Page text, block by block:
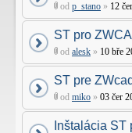
od p_stano » 12
ST pro
od alesk » 10 bře
ST pre
od miko » 03 čer
Inštalácia